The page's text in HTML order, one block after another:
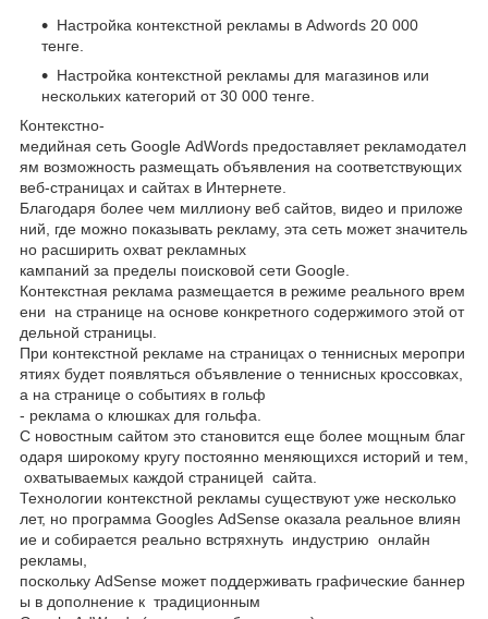
Настройка контекстной рекламы в Adwords 20 000
тенге.
Настройка контекстной рекламы для магазинов или
нескольких категорий от 30 000 тенге.
Контекстно-
медийная сеть Google AdWords предоставляет рекламодател
ям возможность размещать объявления на соответствующих
веб-страницах и сайтах в Интернете.
Благодаря более чем миллиону веб сайтов, видео и приложе
ний, где можно показывать рекламу, эта сеть может значитель
но расширить охват рекламных
кампаний за пределы поисковой сети Google.
Контекстная реклама размещается в режиме реального врем
ени на странице на основе конкретного содержимого этой от
дельной страницы.
При контекстной рекламе на страницах о теннисных меропри
ятиях будет появляться объявление о теннисных кроссовках,
а на странице о событиях в гольф
- реклама о клюшках для гольфа.
С новостным сайтом это становится еще более мощным благ
одаря широкому кругу постоянно меняющихся историй и тем,
охватываемых каждой страницей сайта.
Технологии контекстной рекламы существуют уже несколько
лет, но программа Googles AdSense оказала реальное влиян
ие и собирается реально встряхнуть индустрию онлайн
рекламы,
поскольку AdSense может поддерживать графические баннер
ы в дополнение к традиционным